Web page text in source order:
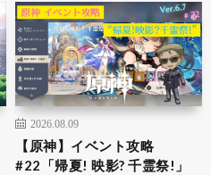
2026.08.09
【原神】イベント攻略
#22「帰夏! 映影? 千霊祭!」